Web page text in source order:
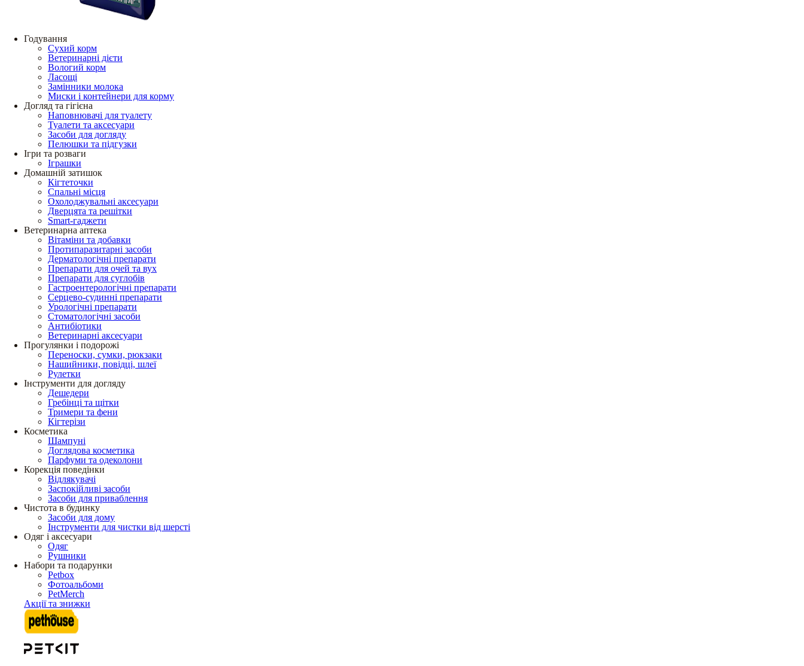
Годування
Сухий корм
Ветеринарні дієти
Вологий корм
Ласощі
Замінники молока
Миски і контейнери для корму
Догляд та гігієна
Наповнювачі для туалету
Туалети та аксесуари
Засоби для догляду
Пелюшки та підгузки
Ігри та розваги
Іграшки
Домашній затишок
Кігтеточки
Спальні місця
Охолоджувальні аксесуари
Дверцята та решітки
Smart-гаджети
Ветеринарна аптека
Вітаміни та добавки
Протипаразитарні засоби
Дерматологічні препарати
Препарати для очей та вух
Препарати для суглобів
Гастроентерологічні препарати
Серцево-судинні препарати
Урологічні препарати
Стоматологічні засоби
Антибіотики
Ветеринарні аксесуари
Прогулянки і подорожі
Переноски, сумки, рюкзаки
Нашийники, повідці, шлеї
Рулетки
Інструменти для догляду
Дешедери
Гребінці та щітки
Тримери та фени
Кігтерізи
Косметика
Шампуні
Доглядова косметика
Парфуми та одеколони
Корекція поведінки
Відлякувачі
Заспокійливі засоби
Засоби для приваблення
Чистота в будинку
Засоби для дому
Інструменти для чистки від шерсті
Одяг і аксесуари
Одяг
Рушники
Набори та подарунки
Petbox
Фотоальбоми
PetMerch
Акції та знижки